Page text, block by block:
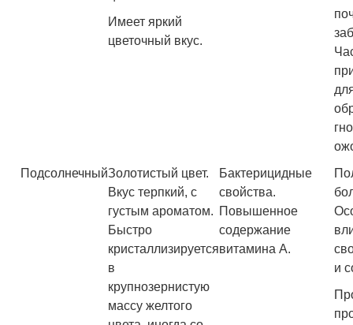
Имеет яркий
цветочный вкус.
ПодсолнечныйЗолотистый цвет.
Вкус терпкий, с
густым ароматом.
Быстро
кристаллизируется
в
крупнозернистую
массу желтого
Бактерицидные
свойства.
Повышенное
содержание
витамина А.
и